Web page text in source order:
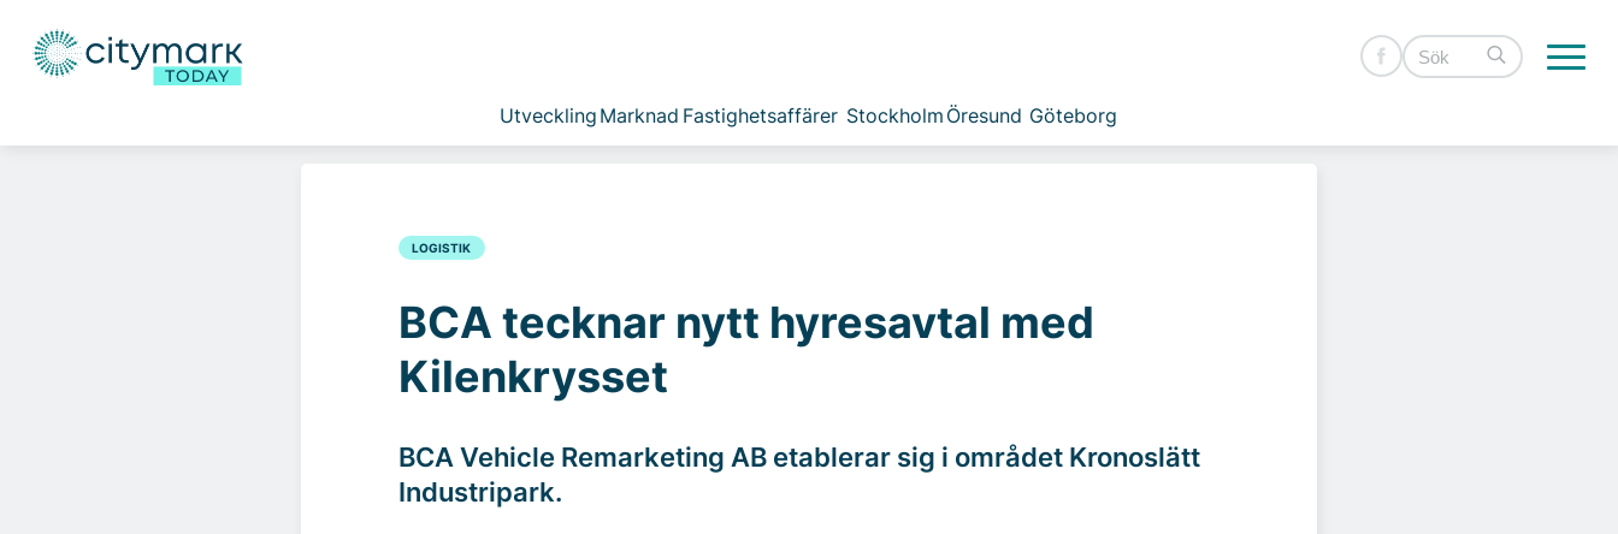
Utveckling Marknad Fastighetsaffärer Stockholm Öresund Göteborg
LOGISTIK
BCA tecknar nytt hyresavtal med
Kilenkrysset
BCA Vehicle Remarketing AB etablerar sig i området Kronoslätt
Industripark.